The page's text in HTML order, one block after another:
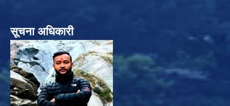
सूचना अधिकारी